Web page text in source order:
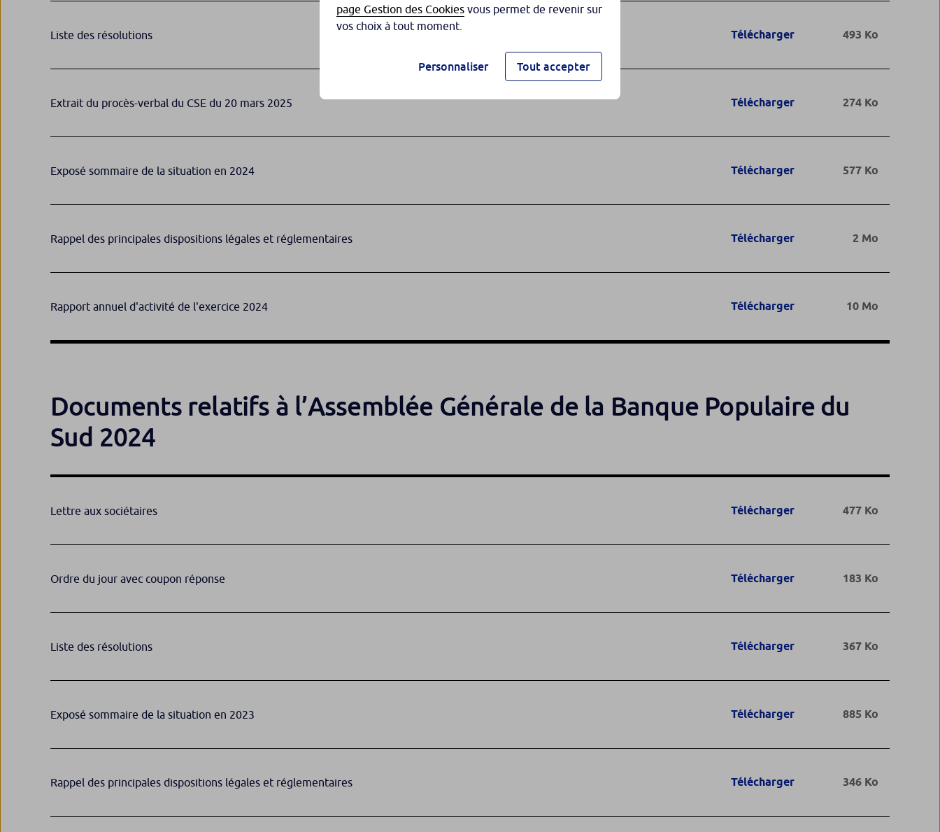
Liste des résolutions Télécharger 493 Ko
Extrait du procès-verbal du CSE du 20 mars 2025 Télécharger 274 Ko
Exposé sommaire de la situation en 2024 Télécharger 577 Ko
Rappel des principales dispositions légales et réglementaires Télécharger 2 Mo
Rapport annuel d'activité de l'exercice 2024 Télécharger 10 Mo
Documents relatifs à l’Assemblée Générale de la Banque Populaire du
Sud 2024
Lettre aux sociétaires Télécharger 477 Ko
Ordre du jour avec coupon réponse Télécharger 183 Ko
Liste des résolutions Télécharger 367 Ko
Exposé sommaire de la situation en 2023 Télécharger 885 Ko
Rappel des principales dispositions légales et réglementaires Télécharger 346 Ko
page Gestion des Cookies vous permet de revenir sur
vos choix à tout moment.
Personnaliser Tout accepter